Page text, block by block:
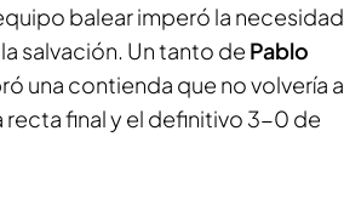
balear imperó la necesidad
salvación. Un tanto de Pablo
una contienda que no volvería a
recta final y el definitivo 3-0 de